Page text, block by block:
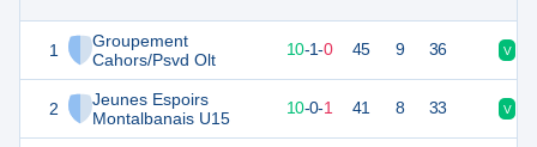
1
Groupement
Cahors/Psvd Olt
2
Jeunes Espoirs
Montalbanais U15
31 10-1-0 45 9 36 V
30 10-0-1 41 8 33 V